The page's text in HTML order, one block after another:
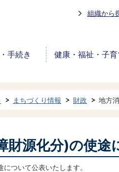
組織から
手続き 健康・福祉・子育
まちづくり情報 財政 地方
財源化分)の使途
ついて公表いたします。